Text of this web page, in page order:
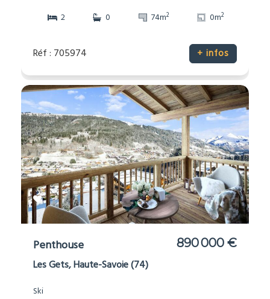
2
0 74m2 0m2
Réf : 705974 + infos
Penthouse 890 000 €
Les Gets, Haute-Savoie (74)
Ski